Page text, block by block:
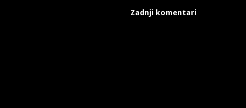
Zadnji komentari